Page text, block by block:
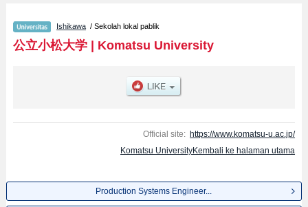
per fakultas seperti Fakultas Production Systems Engineering and
SciencesatauFakultas Health SciencesatauFakultas Intercultural
Communication, serta berbagai informasi yang berguna bagi mahasiswa(i)
ujian masuk mahasiswa(i) mancanegara, informasi mengenai ujian masuk,
prasarana kampus, akses jalan, dan lainnya. Silakan memanfaatkannya.
Ishikawa / Sekolah lokal pablik
公立小松大学| Komatsu University
Official site: https://www.komatsu-u.ac.jp/
Komatsu UniversityKembali ke halaman utama
Production Systems Engineer...